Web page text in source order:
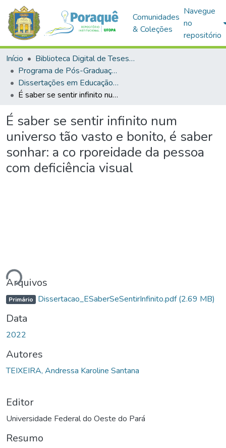
Comunidades
& Coleções
Navegue
no
repositório
Início
Biblioteca Digital de Teses e Dissertações (BDTD)
Programa de Pós-Graduação em Educação (PPGE)
Dissertações em Educação (Mestrado)
É saber se sentir infinito num universo tão vasto e bonito, é saber sonhar: a co rporeidade da pessoa com deficiência visual
É saber se sentir infinito num
universo tão vasto e bonito, é saber
sonhar: a co rporeidade da pessoa
com deficiência visual
Arquivos
Primário Dissertacao_ESaberSeSentirInfinito.pdf(2.69 MB)
Data
2022
Autores
TEIXEIRA, Andressa Karoline Santana
Editor
Universidade Federal do Oeste do Pará
Resumo